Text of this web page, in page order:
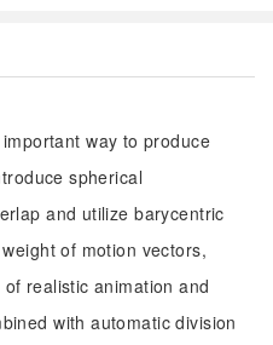
way to produce
spherical
and utilize barycentric
of motion vectors,
realistic animation and
with automatic division